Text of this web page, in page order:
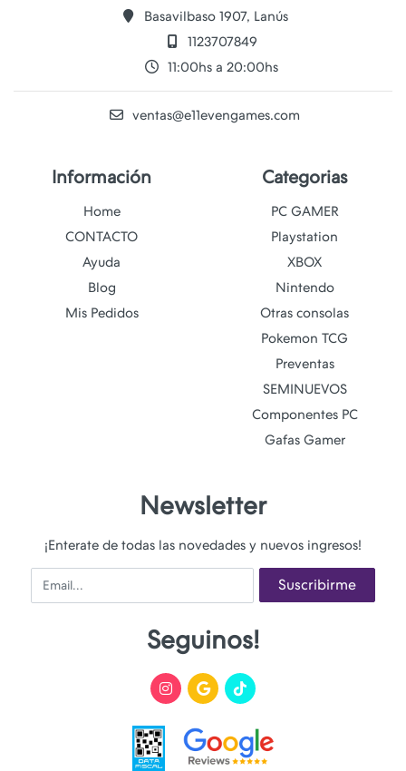
Basavilbaso 1907, Lanús
1123707849
11:00hs a 20:00hs
ventas@e11evengames.com
Información
Home
CONTACTO
Ayuda
Blog
Mis Pedidos
Categorias
PC GAMER
Playstation
XBOX
Nintendo
Otras consolas
Pokemon TCG
Preventas
SEMINUEVOS
Componentes PC
Gafas Gamer
Newsletter
¡Enterate de todas las novedades y nuevos ingresos!
Email Suscribirme
Seguinos!